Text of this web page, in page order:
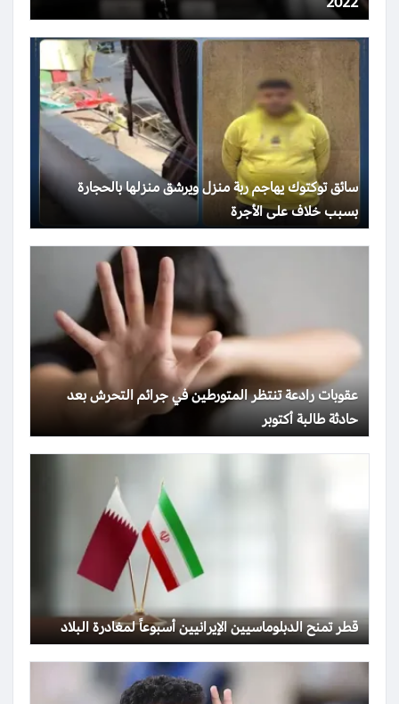
سائق توكتوك يهاجم ربة منزل ويرشق منزلها بالحجارة
بسبب خلاف على الأجرة
عقوبات رادعة تنتظر المتورطين في جرائم التحرش بعد
حادثة طالبة أكتوبر
قطر تمنح الدبلوماسيين الإيرانيين أسبوعاً لمغادرة البلاد